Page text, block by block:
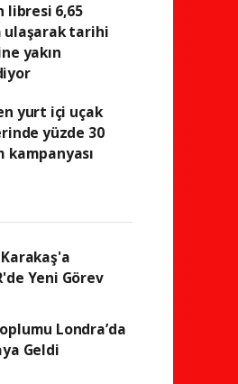
libresi 6,65
ulaşarak tarihi
yakın
yurt içi uçak
yüzde 30
kampanyası
Yeni Görev
Londra’da
Geldi